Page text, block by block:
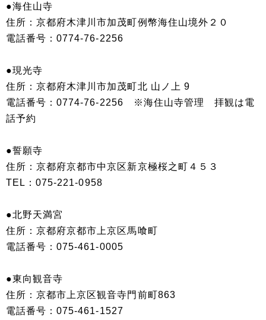
●海住山寺
住所：京都府木津川市加茂町例幣海住山境外２０
電話番号：0774-76-2256
●現光寺
住所：京都府木津川市加茂町北 山ノ上 9
電話番号：0774-76-2256 ※海住山寺管理 拝観は電
話予約
●誓願寺
住所：京都府京都市中京区新京極桜之町４５３
TEL：075-221-0958
●北野天満宮
住所：京都府京都市上京区馬喰町
電話番号：075-461-0005
●東向観音寺
住所：京都市上京区観音寺門前町863
電話番号：075-461-1527